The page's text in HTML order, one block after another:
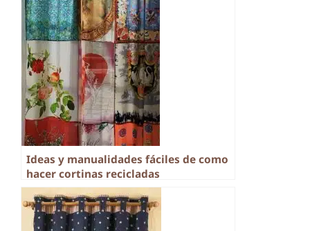
Ideas y manualidades fáciles de como
hacer cortinas recicladas